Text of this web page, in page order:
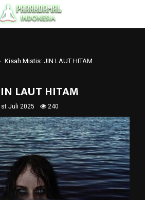
Kisah Mistis: JIN LAUT HITAM
LAUT HITAM
Juli 2025 240